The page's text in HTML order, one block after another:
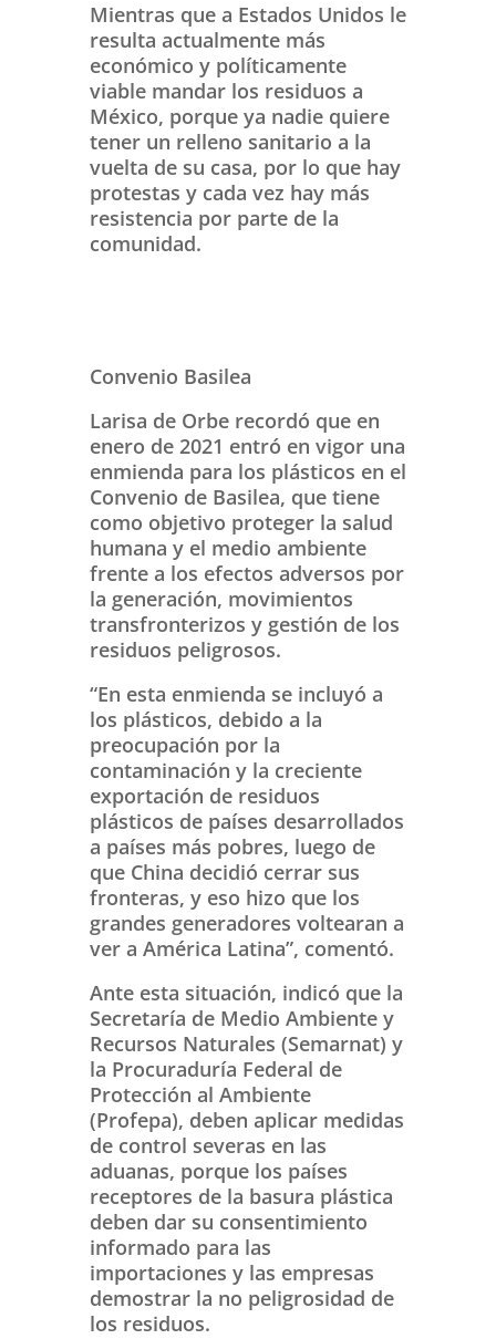
Mientras que a Estados Unidos le
resulta actualmente más
económico y políticamente
viable mandar los residuos a
México, porque ya nadie quiere
tener un relleno sanitario a la
vuelta de su casa, por lo que hay
protestas y cada vez hay más
resistencia por parte de la
comunidad.
Convenio Basilea
Larisa de Orbe recordó que en
enero de 2021 entró en vigor una
enmienda para los plásticos en el
Convenio de Basilea, que tiene
como objetivo proteger la salud
humana y el medio ambiente
frente a los efectos adversos por
la generación, movimientos
transfronterizos y gestión de los
residuos peligrosos.
“En esta enmienda se incluyó a
los plásticos, debido a la
preocupación por la
contaminación y la creciente
exportación de residuos
plásticos de países desarrollados
a países más pobres, luego de
que China decidió cerrar sus
fronteras, y eso hizo que los
grandes generadores voltearan a
ver a América Latina”, comentó.
Ante esta situación, indicó que la
Secretaría de Medio Ambiente y
Recursos Naturales (Semarnat) y
la Procuraduría Federal de
Protección al Ambiente
(Profepa), deben aplicar medidas
de control severas en las
aduanas, porque los países
receptores de la basura plástica
deben dar su consentimiento
informado para las
importaciones y las empresas
demostrar la no peligrosidad de
los residuos.